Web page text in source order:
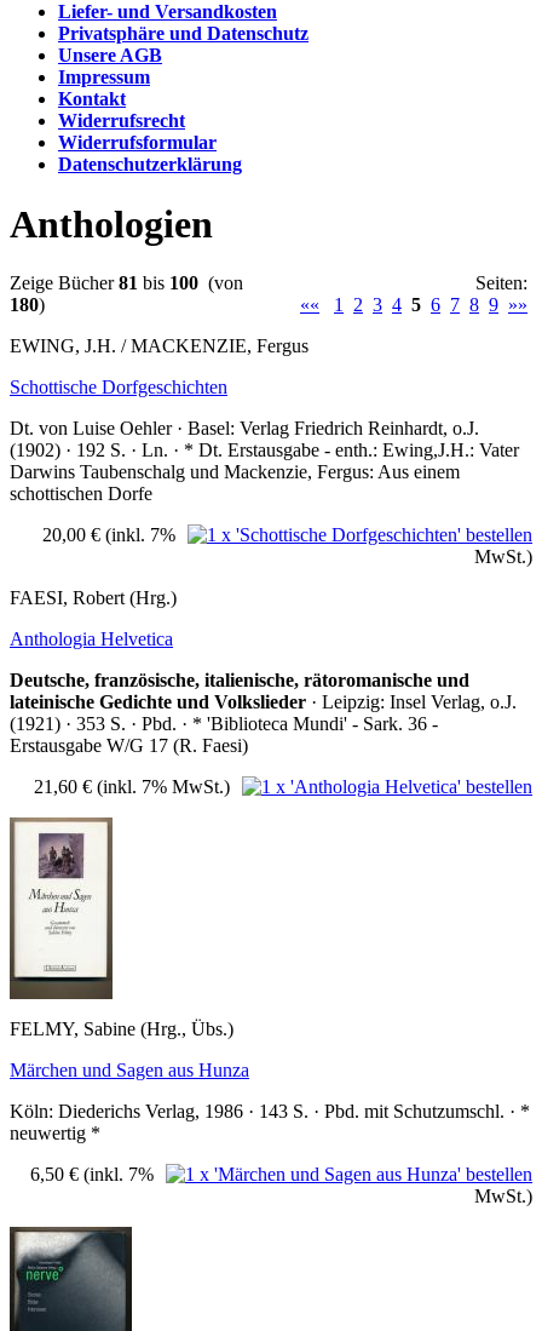
Liefer- und Versandkosten
Privatsphäre und Datenschutz
Unsere AGB
Impressum
Kontakt
Widerrufsrecht
Widerrufsformular
Datenschutzerklärung
Anthologien
Zeige Bücher81 bis 100 (von
180)
Seiten:
««
1 2 3 4 5 6 7 8 9 »»
EWING, J.H. / MACKENZIE, Fergus
Schottische Dorfgeschichten
Dt. von Luise Oehler · Basel: Verlag Friedrich Reinhardt, o.J.
(1902) · 192 S. · Ln. · * Dt. Erstausgabe - enth.: Ewing,J.H.: Vater
Darwins Taubenschalg und Mackenzie, Fergus: Aus einem
schottischen Dorfe
20,00 € (inkl. 7%
MwSt.)
FAESI, Robert (Hrg.)
Anthologia Helvetica
Deutsche, französische, italienische, rätoromanische und
lateinische Gedichte und Volkslieder · Leipzig: Insel Verlag, o.J.
(1921) · 353 S. · Pbd. · * 'Biblioteca Mundi' - Sark. 36 -
Erstausgabe W/G 17 (R. Faesi)
21,60 € (inkl. 7% MwSt.)
FELMY, Sabine (Hrg., Übs.)
Märchen und Sagen aus Hunza
Köln: Diederichs Verlag, 1986 · 143 S. · Pbd. mit Schutzumschl. · *
neuwertig *
6,50 € (inkl. 7%
MwSt.)